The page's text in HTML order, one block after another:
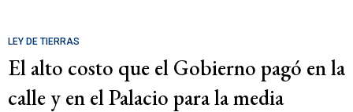
LEY DE TIERRAS
El alto costo que el Gobierno pagó en la
calle y en el Palacio para la media